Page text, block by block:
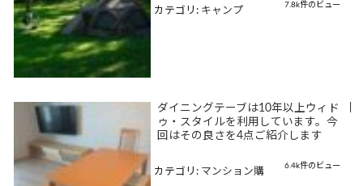
7.8k件のビュー
カテゴリ: キャンプ
ダイニングテーブは10年以上ウィド
ゥ・スタイルを利用しています。今
回はその良さを4点ご紹介します
6.4k件のビュー
カテゴリ: マンション購